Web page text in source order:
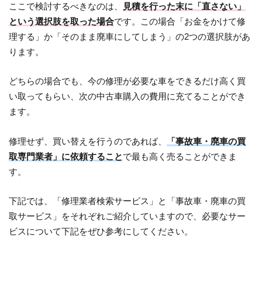
ここで検討するべきなのは、
見積を行った末に「直さない」
という選択肢を取った場合です。この場合「お金をかけて修
理する」か「そのまま廃車にしてしまう」の2つの選択肢があ
ります。
どちらの場合でも、今の修理が必要な車をできるだけ高く買
い取ってもらい、次の中古車購入の費用に充てることができ
ます。
修理せず、買い替えを行うのであれば、
「事故車・廃車の買
取専門業者」に依頼することで最も高く売ることができま
す。
下記では、「修理業者検索サービス」と「事故車・廃車の買
取サービス」をそれぞれご紹介していますので、必要なサー
ビスについて下記をぜひ参考にしてください。